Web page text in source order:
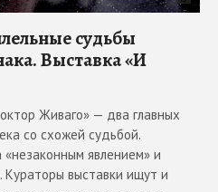
судьбы
Выставка «И
Живаго» — два главных
со схожей судьбой.
«незаконным явлением» и
Кураторы выставки ищут и